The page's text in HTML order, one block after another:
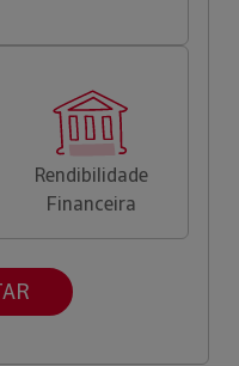
Rendibilidade
Financeira